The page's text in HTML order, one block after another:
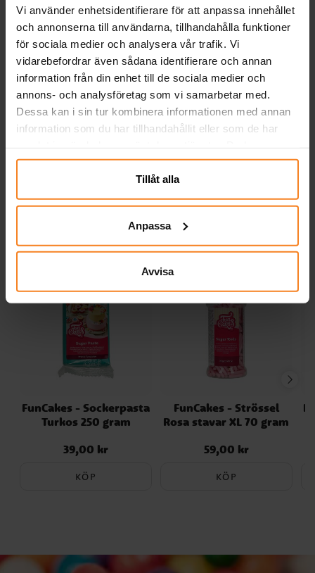
Vi använder enhetsidentifierare för att anpassa innehållet
och annonserna till användarna, tillhandahålla funktioner
för sociala medier och analysera vår trafik. Vi
vidarebefordrar även sådana identifierare och annan
information från din enhet till de sociala medier och
annons- och analysföretag som vi samarbetar med.
Dessa kan i sin tur kombinera informationen med annan
information som du har tillhandahållit eller som de har
närsomhelst ändra ditt samtycke.
Tillåt alla
Anpassa
Avvisa
FunCakes - Täckpasta
Svart 500 gram
FunCakes - Täckpasta
Röd 500 gram
Andra köpte även
FunCakes - Sockerpasta
Turkos 250 gram
Pris:39,00 kr
39,00 kr
KÖP
FunCakes - Strössel
Rosa stavar XL 70 gram
Pris:59,00 kr
59,00 kr
KÖP